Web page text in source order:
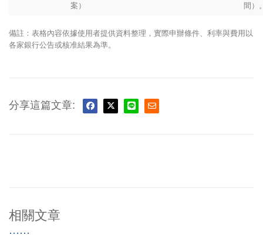
案）
間）
備註：表格內容依據使用者提供資料整理，實際申辦條件、利率與費用以
各家銀行公告或核准結果為準。
分享這篇文章:
相關文章